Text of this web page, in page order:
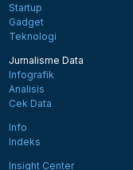
Startup
Gadget
Teknologi
Jurnalisme Data
Infografik
Analisis
Cek Data
Info
Indeks
Insight Center